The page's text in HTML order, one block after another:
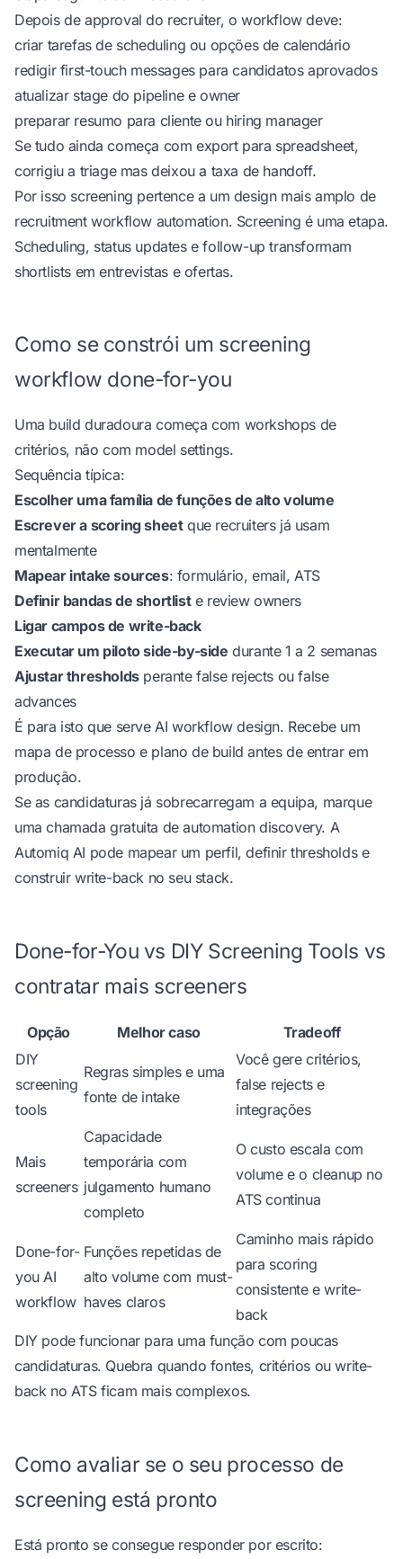
Depois de approval do recruiter, o workflow deve:
criar tarefas de scheduling ou opções de calendário
redigir first-touch messages para candidatos aprovados
atualizar stage do pipeline e owner
preparar resumo para cliente ou hiring manager
Se tudo ainda começa com export para spreadsheet,
corrigiu a triage mas deixou a taxa de handoff.
Por isso screening pertence a um design mais amplo de
recruitment workflow automation. Screening é uma etapa.
Scheduling, status updates e follow-up transformam
shortlists em entrevistas e ofertas.
Como se constrói um screening
workflow done-for-you
Uma build duradoura começa com workshops de
critérios, não com model settings.
Sequência típica:
Escolher uma família de funções de alto volume
Escrever a scoring sheetque recruiters já usam
mentalmente
Mapear intake sources: formulário, email, ATS
Definir bandas de shortliste review owners
Ligar campos de write-back
Executar um piloto side-by-side durante 1 a 2 semanas
Ajustar thresholdsperante false rejects ou false
advances
É para isto que serveAI workflow design. Recebe um
mapa de processo e plano de build antes de entrar em
produção.
Se as candidaturas já sobrecarregam a equipa, marque
uma chamada gratuita de automation discovery. A
Automiq AI pode mapear um perfil, definir thresholds e
construir write-back no seu stack.
Done-for-You vs DIY Screening Tools vs
contratar mais screeners
Opção Melhor caso
Tradeoff
DIY
screening
tools
Regras simples e uma
fonte de intake
Você gere critérios,
false rejects e
integrações
Mais
screeners
Capacidade
temporária com
julgamento humano
completo
O custo escala com
volume e o cleanup no
ATS continua
Done-for-
you AI
workflow
Funções repetidas de
alto volume com must-
haves claros
Caminho mais rápido
para scoring
consistente e write-
back
DIY pode funcionar para uma função com poucas
candidaturas. Quebra quando fontes, critérios ou write-
back no ATS ficam mais complexos.
Como avaliar se o seu processo de
screening está pronto
Está pronto se consegue responder por escrito: